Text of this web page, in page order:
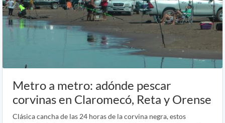
Metro a metro: adónde pescar
corvinas en Claromecó, Reta y Orense
Clásica cancha de las 24 horas de la corvina negra, estos